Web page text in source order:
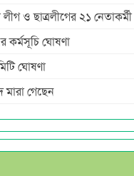
ও ছাত্রলীগের ২১
কর্মসূচি ঘোষণা
ঘোষণা
গেছেন